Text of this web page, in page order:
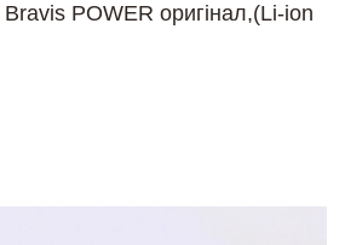
POWER оригінал,(Li-ion